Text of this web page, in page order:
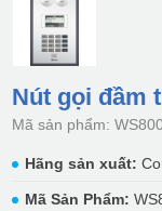
Nút gọi đầm
Mã sản phẩm:
Hãng sản xuất:
Mã Sản Phẩm: